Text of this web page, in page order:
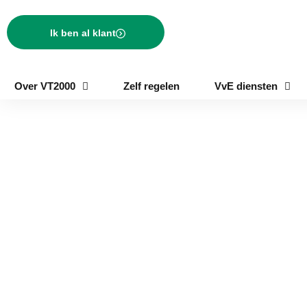
Ik ben al klant
Over VT2000 Zelf regelen VvE diensten